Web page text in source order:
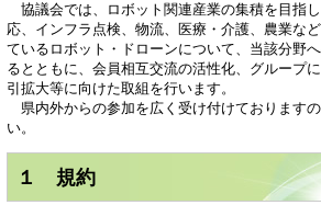
協議会では、ロボット関連産業の集積を目指
応、インフラ点検、物流、医療・介護、農業な
ているロボット・ドローンについて、当該分野
るとともに、会員相互交流の活性化、グループ
引拡大等に向けた取組を行います。
県内外からの参加を広く受け付けております
い。
１ 規約